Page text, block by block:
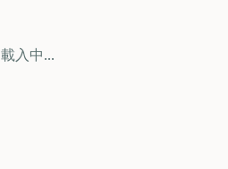
載入中...